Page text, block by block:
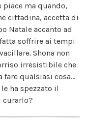
piace ma quando,
cittadina, accetta di
Natale accanto ad
soffrire ai tempi
Shona non
irresistibile che
fare qualsiasi cosa...
ha spezzato il
curarlo?